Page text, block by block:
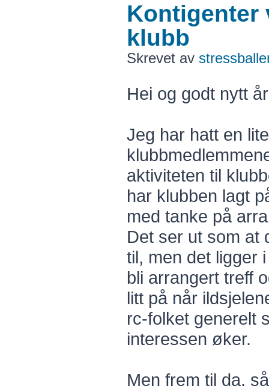
Kontigenter
klubb
Skrevet av
Hei og godt nytt
Jeg har hatt en
aktiviteten til
har klubben lagt
med tanke på
Det ser ut som
til, men det ligger
bli arrangert treff
litt på når
rc-folket generelt
interessen øker.
Men frem til da,